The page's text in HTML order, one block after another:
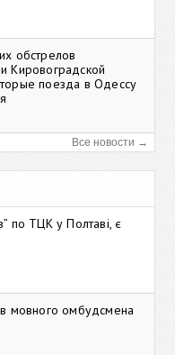
обстрелов
Кировоградской
поезда в Одессу
Все новости →
по ТЦК у Полтаві, є
мовного омбудсмена